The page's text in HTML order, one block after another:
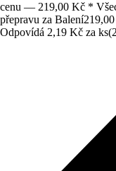
cenu — 219,00 Kč *
přepravu za Balení
Odpovídá 2,19 Kč za ks(